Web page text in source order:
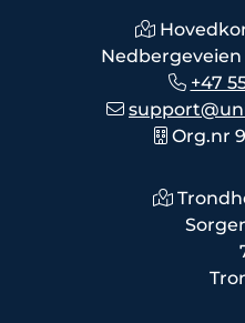
Nedbergeveien
+47
Org.nr